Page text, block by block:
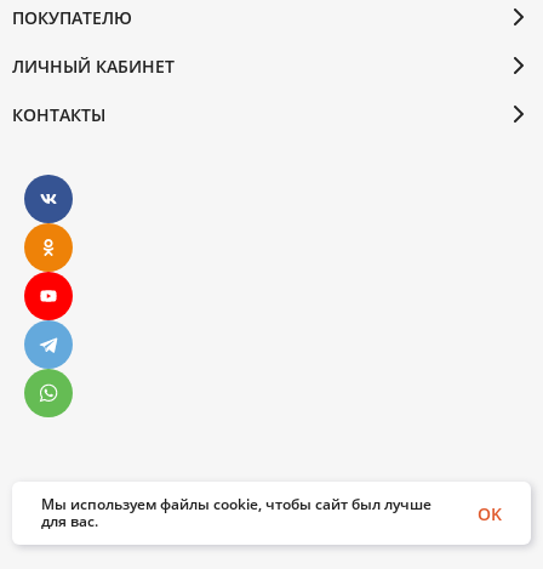
ПОКУПАТЕЛЮ
ЛИЧНЫЙ КАБИНЕТ
КОНТАКТЫ
© 2026 Бослен. Все права защищены
Мы используем файлы cookie, чтобы сайт был лучше
для вас.
OK